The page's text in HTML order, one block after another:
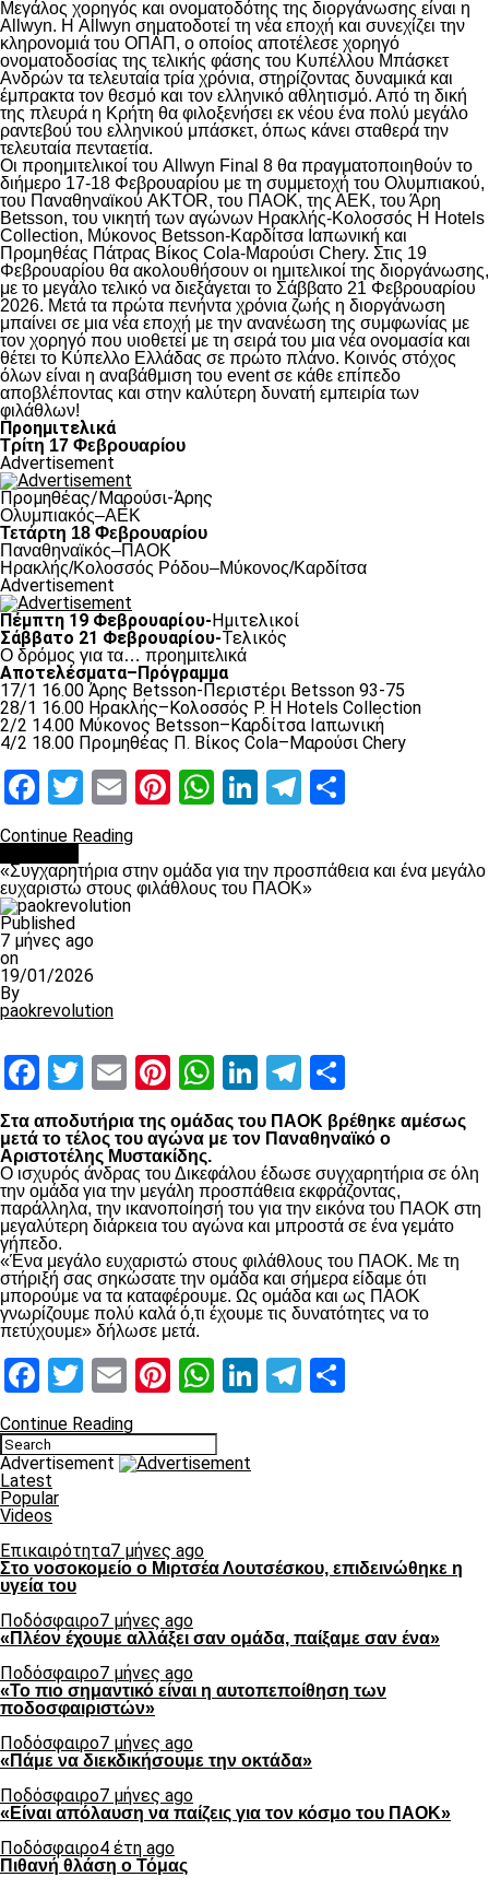
Μεγάλος χορηγός και ονοματοδότης της διοργάνωσης είναι η
Allwyn. Η Allwyn σηματοδοτεί τη νέα εποχή και συνεχίζει την
κληρονομιά του ΟΠΑΠ, ο οποίος αποτέλεσε χορηγό
ονοματοδοσίας της τελικής φάσης του Κυπέλλου Μπάσκετ
Ανδρών τα τελευταία τρία χρόνια, στηρίζοντας δυναμικά και
έμπρακτα τον θεσμό και τον ελληνικό αθλητισμό. Από τη δική
της πλευρά η Κρήτη θα φιλοξενήσει εκ νέου ένα πολύ μεγάλο
ραντεβού του ελληνικού μπάσκετ, όπως κάνει σταθερά την
τελευταία πενταετία.
Οι προημιτελικοί του Allwyn Final 8 θα πραγματοποιηθούν το
διήμερο 17-18 Φεβρουαρίου με τη συμμετοχή του Ολυμπιακού,
του Παναθηναϊκού AKTOR, του ΠΑΟΚ, της ΑΕΚ, του Άρη
Betsson, του νικητή των αγώνων Ηρακλής-Κολοσσός H Hotels
Collection, Μύκονος Betsson-Καρδίτσα Ιαπωνική και
Προμηθέας Πάτρας Βίκος Cola-Μαρούσι Chery. Στις 19
Φεβρουαρίου θα ακολουθήσουν οι ημιτελικοί της διοργάνωσης,
με το μεγάλο τελικό να διεξάγεται το Σάββατο 21 Φεβρουαρίου
2026. Μετά τα πρώτα πενήντα χρόνια ζωής η διοργάνωση
μπαίνει σε μια νέα εποχή με την ανανέωση της συμφωνίας με
τον χορηγό που υιοθετεί με τη σειρά του μια νέα ονομασία και
θέτει το Κύπελλο Ελλάδας σε πρώτο πλάνο. Κοινός στόχος
όλων είναι η αναβάθμιση του event σε κάθε επίπεδο
αποβλέποντας και στην καλύτερη δυνατή εμπειρία των
φιλάθλων!
Προημιτελικά
Τρίτη 17 Φεβρουαρίου
Advertisement
Προμηθέας/Μαρούσι-Άρης
Ολυμπιακός–ΑΕΚ
Τετάρτη 18 Φεβρουαρίου
Παναθηναϊκός–ΠΑΟΚ
Hρακλής/Κολοσσός Ρόδου–Μύκονος/Καρδίτσα
Advertisement
Πέμπτη 19 Φεβρουαρίου-Ημιτελικοί
Σάββατο 21 Φεβρουαρίου-Τελικός
Ο δρόμος για τα… προημιτελικά
Αποτελέσματα–Πρόγραμμα
17/1 16.00 Άρης Betsson-Περιστέρι Betsson 93-75
28/1 16.00 Ηρακλής–Κολοσσός Ρ. H Hotels Collection
2/2 14.00 Μύκονος Betsson–Καρδίτσα Ιαπωνική
4/2 18.00 Προμηθέας Π. Βίκος Cola–Μαρούσι Chery
Facebook
Twitter
EmailPinterest
WhatsApp
LinkedIn
Telegram
Continue Reading
«Συγχαρητήρια στην ομάδα για την προσπάθεια και ένα μεγάλο
ευχαριστώ στους φιλάθλους του ΠΑΟΚ»
Published
7 μήνες ago
on
19/01/2026
By
paokrevolution
Facebook
Twitter
EmailPinterest
WhatsApp
LinkedIn
Telegram
Στα αποδυτήρια της ομάδας του ΠΑΟΚ βρέθηκε αμέσως
μετά το τέλος του αγώνα με τον Παναθηναϊκό ο
Αριστοτέλης Μυστακίδης.
Ο ισχυρός άνδρας του Δικεφάλου έδωσε συγχαρητήρια σε όλη
την ομάδα για την μεγάλη προσπάθεια εκφράζοντας,
παράλληλα, την ικανοποίησή του για την εικόνα του ΠΑΟΚ στη
μεγαλύτερη διάρκεια του αγώνα και μπροστά σε ένα γεμάτο
γήπεδο.
«Ένα μεγάλο ευχαριστώ στους φιλάθλους του ΠΑΟΚ. Με τη
στήριξή σας σηκώσατε την ομάδα και σήμερα είδαμε ότι
μπορούμε να τα καταφέρουμε. Ως ομάδα και ως ΠΑΟΚ
γνωρίζουμε πολύ καλά ό,τι έχουμε τις δυνατότητες να το
πετύχουμε» δήλωσε μετά.
Facebook
Twitter
EmailPinterest
WhatsApp
LinkedIn
Telegram
Continue Reading
Advertisement
Latest
Popular
Videos
Επικαιρότητα7 μήνες ago
Στο νοσοκομείο ο Μιρτσέα Λουτσέσκου, επιδεινώθηκε η
υγεία του
Ποδόσφαιρο7 μήνες ago
«Πλέον έχουμε αλλάξει σαν ομάδα, παίξαμε σαν ένα»
Ποδόσφαιρο7 μήνες ago
«Το πιο σημαντικό είναι η αυτοπεποίθηση των
ποδοσφαιριστών»
Ποδόσφαιρο7 μήνες ago
«Πάμε να διεκδικήσουμε την οκτάδα»
Ποδόσφαιρο7 μήνες ago
«Είναι απόλαυση να παίζεις για τον κόσμο του ΠΑΟΚ»
Ποδόσφαιρο4 έτη ago
Πιθανή θλάση ο Τόμας